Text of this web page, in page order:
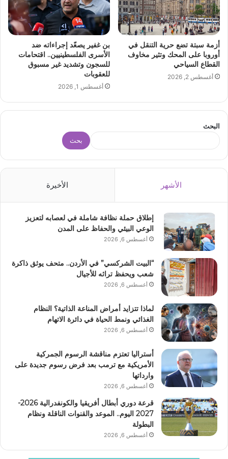
أزمة سبتة تضع حرية التنقل في
أوروبا على المحك وتثير مخاوف
القطاع السياحي
أغسطس 2, 2026
بن غفير يصعّد إجراءاته ضد
الأسرى الفلسطينيين.. اقتحامات
للسجون وتشديد غير مسبوق
للعقوبات
أغسطس 1, 2026
البحث
بحث
الأشهر الأخيرة
إطلاق حملة نظافة شاملة في لعصابه لتعزيز
الوعي البيئي والحفاظ على المدن
أغسطس 6, 2026
“البيت الشركسي” في الأردن.. متحف يوثق ذاكرة
شعب ويحفظ تراثه للأجيال
أغسطس 6, 2026
لماذا تتزايد أمراض المناعة الذاتية؟ النظام
الغذائي ونمط الحياة في دائرة الاتهام
أغسطس 6, 2026
أستراليا تعتزم مناقشة الرسوم الجمركية
الأمريكية مع ترمب بعد فرض رسوم جديدة على
وارداتها
أغسطس 6, 2026
قرعة دوري أبطال أفريقيا والكونفدرالية 2026-
2027 اليوم.. الموعد والقنوات الناقلة ونظام
البطولة
أغسطس 6, 2026